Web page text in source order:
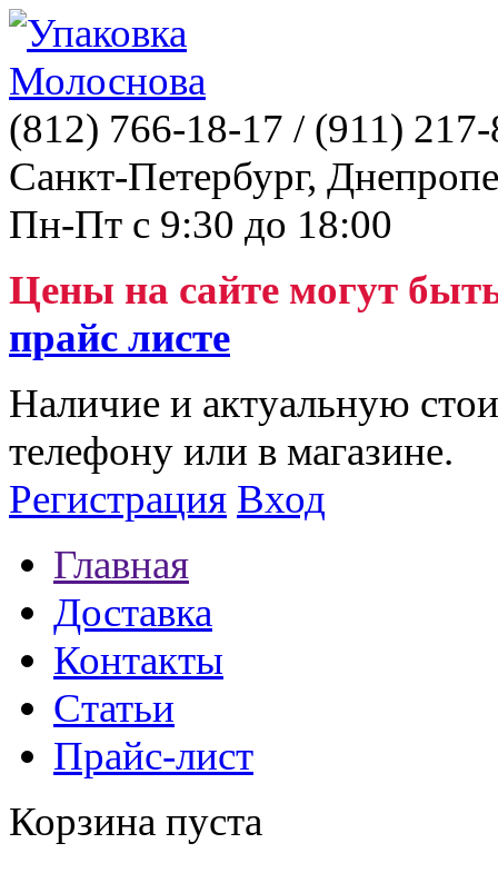
(812) 766-18-17 / (911)
Санкт-Петербург,
Пн-Пт с 9:30 до 18:00
Цены на сайте могут
прайс листе
Наличие и актуальную
телефону или в магазине.
Регистрация Вход
Главная
Доставка
Контакты
Статьи
Прайс-лист
Корзина пуста